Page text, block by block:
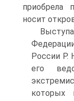
приобрела
носит
России Р.
его
которых